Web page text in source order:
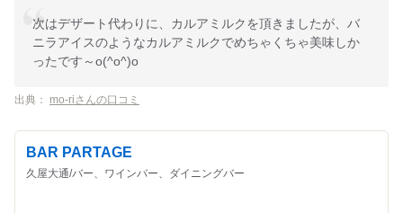
次はデザート代わりに、カルアミルクを頂きましたが、バ
ニラアイスのようなカルアミルクでめちゃくちゃ美味しか
ったです～o(^o^)o
出典： mo-riさんの口コミ
BAR PARTAGE
久屋大通/バー、ワインバー、ダイニングバー